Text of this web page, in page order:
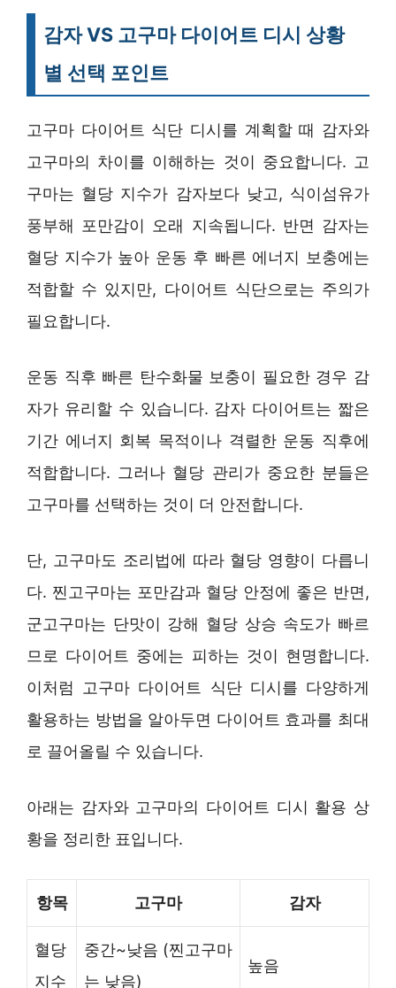
감자 VS 고구마 다이어트 디시 상황
별 선택 포인트
고구마 다이어트 식단 디시를 계획할 때 감자와
고구마의 차이를 이해하는 것이 중요합니다. 고
구마는 혈당 지수가 감자보다 낮고, 식이섬유가
풍부해 포만감이 오래 지속됩니다. 반면 감자는
혈당 지수가 높아 운동 후 빠른 에너지 보충에는
적합할 수 있지만, 다이어트 식단으로는 주의가
필요합니다.
운동 직후 빠른 탄수화물 보충이 필요한 경우 감
자가 유리할 수 있습니다. 감자 다이어트는 짧은
기간 에너지 회복 목적이나 격렬한 운동 직후에
적합합니다. 그러나 혈당 관리가 중요한 분들은
고구마를 선택하는 것이 더 안전합니다.
단, 고구마도 조리법에 따라 혈당 영향이 다릅니
다. 찐고구마는 포만감과 혈당 안정에 좋은 반면,
군고구마는 단맛이 강해 혈당 상승 속도가 빠르
므로 다이어트 중에는 피하는 것이 현명합니다.
이처럼 고구마 다이어트 식단 디시를 다양하게
활용하는 방법을 알아두면 다이어트 효과를 최대
로 끌어올릴 수 있습니다.
아래는 감자와 고구마의 다이어트 디시 활용 상
황을 정리한 표입니다.
항목 고구마 감자
혈당
지수
중간~낮음 (찐고구마
는 낮음)
높음